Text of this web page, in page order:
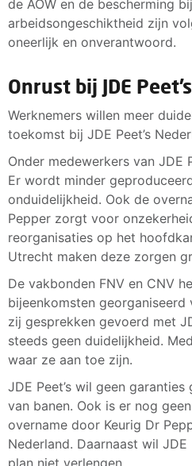
de AOW en de bescherming
arbeidsongeschiktheid zijn
oneerlijk en onverantwoord.
Onrust bij JDE Peet’s
Werknemers willen meer
toekomst bij JDE Peet’s
Onder medewerkers van JDE
Er wordt minder
onduidelijkheid. Ook de
Pepper zorgt voor
reorganisaties op het
Utrecht maken deze zorgen
De vakbonden FNV en CNV
bijeenkomsten georganiseerd
zij gesprekken gevoerd met
steeds geen duidelijkheid.
waar ze aan toe zijn.
JDE Peet’s wil geen
van banen. Ook is er nog
overname door Keurig Dr
Nederland. Daarnaast wil JDE
plan niet verlengen.